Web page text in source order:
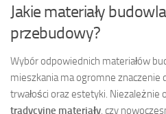
Jakie materiały
przebudowy?
Wybór odpowiednich materiałów
mieszkania ma ogromne znaczenie
trwałości oraz estetyki. Niezależnie
tradycyjne materiały , czy